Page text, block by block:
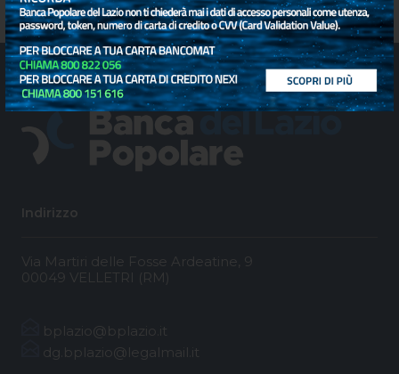
Indirizzo
Via Martiri delle Fosse Ardeatine, 9
00049 VELLETRI (RM)
bplazio@bplazio.it
dg.bplazio@legalmail.it